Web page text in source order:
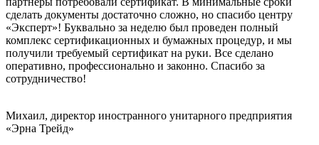
сделать документы достаточно сложно, но спасибо центру
«Эксперт»! Буквально за неделю был проведен полный
комплекс сертификационных и бумажных процедур, и мы
получили требуемый сертификат на руки. Все сделано
оперативно, профессионально и законно. Спасибо за
сотрудничество!
Михаил, директор иностранного унитарного предприятия
«Эрна Трейд»